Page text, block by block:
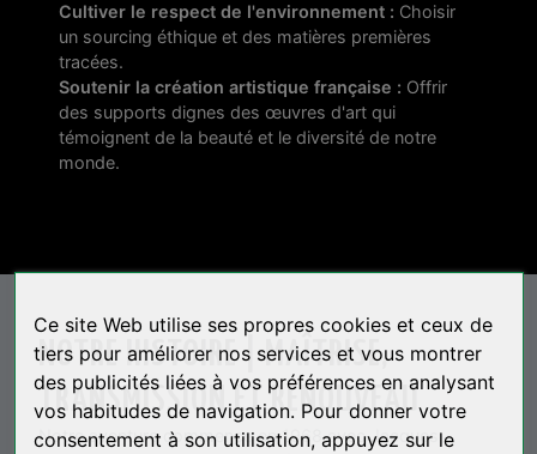
Cultiver le respect de l'environnement : Choisir
un sourcing éthique et des matières premières
tracées.
Soutenir la création artistique française : Offrir
des supports dignes des œuvres d'art qui
témoignent de la beauté et le diversité de notre
monde.
NOTRE HISTOIRE | MAÎTRISE,
TRANSMISSION ET RENOUVEAU
Notre aventure commence en 1968 avec Jacques
Ce site Web utilise ses propres cookies et ceux de
tiers pour améliorer nos services et vous montrer
des publicités liées à vos préférences en analysant
vos habitudes de navigation. Pour donner votre
consentement à son utilisation, appuyez sur le